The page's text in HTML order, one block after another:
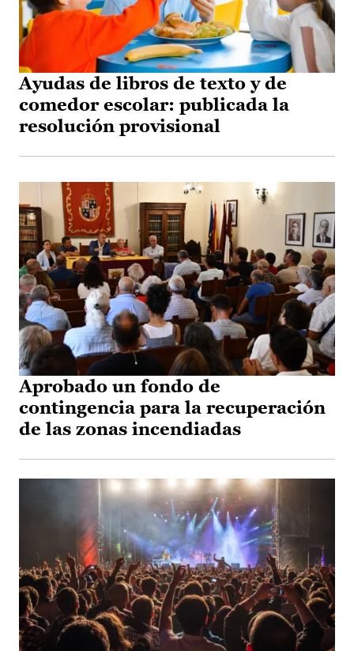
Ayudas de libros de texto y de
comedor escolar: publicada la
resolución provisional
Aprobado un fondo de
contingencia para la recuperación
de las zonas incendiadas